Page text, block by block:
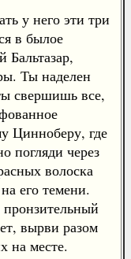
у него эти три
в былое
Ты наделен
свершишь все,
Цинноберу, где
погляди через
волоска
его темени.
вырви разом
на месте.